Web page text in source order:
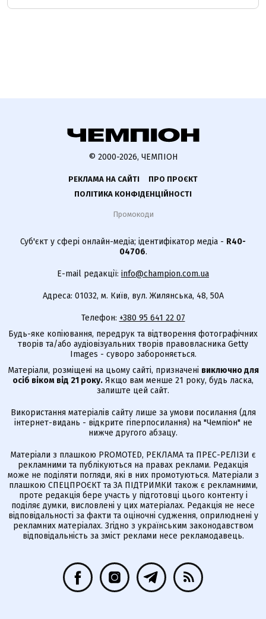
© 2000-2026, ЧЕМПІОН
РЕКЛАМА НА САЙТІ
ПРО ПРОЄКТ
ПОЛІТИКА КОНФІДЕНЦІЙНОСТІ
Промокоди
Суб'єкт у сфері онлайн-медіа; ідентифікатор медіа - R40-
04706.
E-mail редакції: info@champion.com.ua
Адреса: 01032, м. Київ, вул. Жилянська, 48, 50А
Телефон: +380 95 641 22 07
Будь-яке копіювання, передрук та відтворення фотографічних
творів та/або аудіовізуальних творів правовласника Getty
Images - суворо забороняється.
Матеріали, розміщені на цьому сайті, призначені виключно для
осіб віком від 21 року. Якщо вам менше 21 року, будь ласка,
залиште цей сайт.
Використання матеріалів сайту лише за умови посилання (для
інтернет-видань - відкрите гіперпосилання) на "Чемпіон" не
нижче другого абзацу.
Матеріали з плашкою PROMOTED, РЕКЛАМА та ПРЕС-РЕЛІЗИ є
рекламними та публікуються на правах реклами. Редакція
може не поділяти погляди, які в них промотуються. Матеріали з
плашкою СПЕЦПРОЄКТ та ЗА ПІДТРИМКИ також є рекламними,
проте редакція бере участь у підготовці цього контенту і
поділяє думки, висловлені у цих матеріалах. Редакція не несе
відповідальності за факти та оціночні судження, оприлюднені у
рекламних матеріалах. Згідно з українським законодавством
відповідальність за зміст реклами несе рекламодавець.